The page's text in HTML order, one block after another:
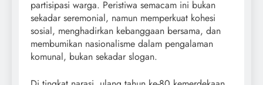
partisipasi warga. Peristiwa semacam ini bukan
sekadar seremonial, namun memperkuat kohesi
sosial, menghadirkan kebanggaan bersama, dan
membumikan nasionalisme dalam pengalaman
komunal, bukan sekadar slogan.